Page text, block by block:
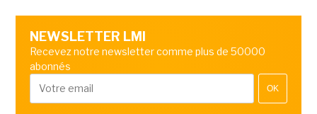
NEWSLETTER LMI
Recevez notre newsletter comme plus de 50000
abonnés
OK